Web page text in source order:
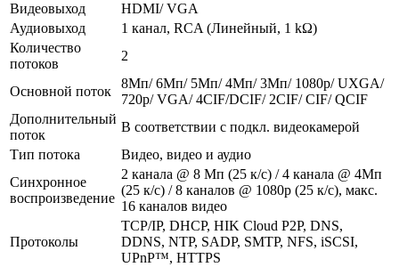
Видеовыход
HDMI/ VGA
Аудиовыход
1 канал, RCA (Линейный, 1 kΩ)
Количество
потоков
2
Основной поток
8Мп/ 6Мп/ 5Мп/ 4Мп/ 3Мп/ 1080p/ UXGA/
720p/ VGA/ 4CIF/DCIF/ 2CIF/ CIF/ QCIF
Дополнительный
поток
В соответствии с подкл. видеокамерой
Тип потока
Видео, видео и аудио
Синхронное
воспроизведение
2 канала @ 8 Мп (25 к/с) / 4 канала @ 4Мп
(25 к/с) / 8 каналов @ 1080p (25 к/с), макс.
16 каналов видео
Протоколы
TCP/IP, DHCP, HIK Cloud P2P, DNS,
DDNS, NTP, SADP, SMTP, NFS, iSCSI,
UPnP™, HTTPS